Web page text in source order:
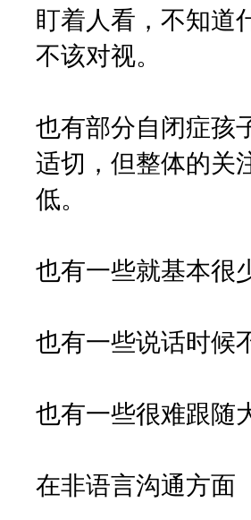
盯着人看，不知道
不该对视。
也有部分自闭症孩
适切，但整体的关
低。
也有一些就基本很
也有一些说话时候
也有一些很难跟随
在非语言沟通方面